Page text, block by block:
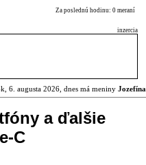
Za poslednú hodinu: 0 meraní
inzercia
6. augusta 2026, dnes má meniny Jozefína
a ďalšie
C